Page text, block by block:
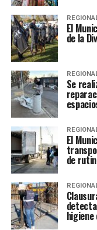
El
de la
Se
El
de